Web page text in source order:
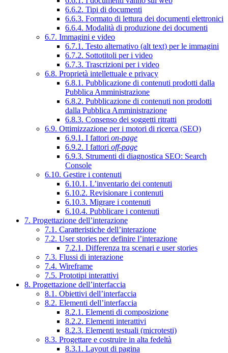
6.6.2. Tipi di documenti
6.6.3. Formato di lettura dei documenti elettronici
6.6.4. Modalità di produzione dei documenti
6.7. Immagini e video
6.7.1. Testo alternativo (alt text) per le immagini
6.7.2. Sottotitoli per i video
6.7.3. Trascrizioni per i video
6.8. Proprietà intellettuale e privacy
6.8.1. Pubblicazione di contenuti prodotti dalla
Pubblica Amministrazione
6.8.2. Pubblicazione di contenuti non prodotti
dalla Pubblica Amministrazione
6.8.3. Consenso dei soggetti ritratti
6.9. Ottimizzazione per i motori di ricerca (SEO)
6.9.1. I fattori on-page
6.9.2. I fattori off-page
6.9.3. Strumenti di diagnostica SEO: Search
Console
6.10. Gestire i contenuti
6.10.1. L’inventario dei contenuti
6.10.2. Revisionare i contenuti
6.10.3. Migrare i contenuti
6.10.4. Pubblicare i contenuti
7. Progettazione dell’interazione
7.1. Caratteristiche dell’interazione
7.2. User stories per definire l’interazione
7.2.1. Differenza tra scenari e user stories
7.3. Flussi di interazione
7.4. Wireframe
7.5. Prototipi interattivi
8. Progettazione dell’interfaccia
8.1. Obiettivi dell’interfaccia
8.2. Elementi dell’interfaccia
8.2.1. Elementi di composizione
8.2.2. Elementi interattivi
8.2.3. Elementi testuali (microtesti)
8.3. Progettare e costruire in alta fedeltà
8.3.1. Layout di pagina